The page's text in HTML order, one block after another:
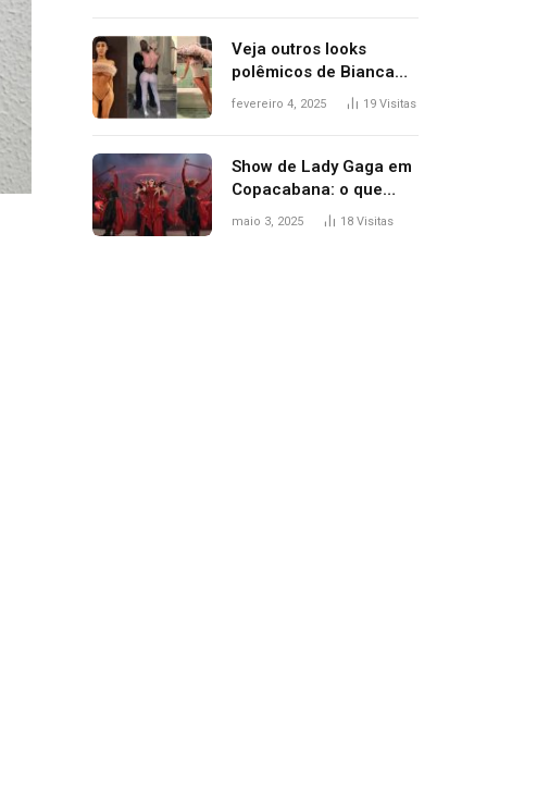
Veja outros looks
polêmicos de Bianca
Censori, esposa de
Grammy 2025
fevereiro 4, 2025 19 Visitas
Show de Lady Gaga em
Copacabana: o que
esperar, horários,
maio 3, 2025 18 Visitas